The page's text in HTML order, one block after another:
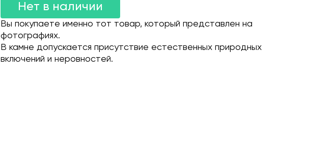
Нет в наличии
Вы покупаете именно тот товар, который представлен на
фотографиях.
В камне допускается присутствие естественных природных
включений и неровностей.